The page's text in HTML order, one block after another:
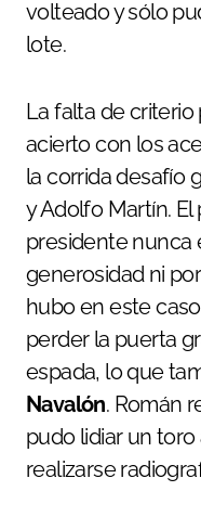
volteado y sólo
lote.
La falta de criterio
acierto con los
la corrida desafío
y Adolfo Martín.
presidente nunca
generosidad ni
hubo en este
perder la puerta
espada, lo que
Navalón. Román
pudo lidiar un
realizarse